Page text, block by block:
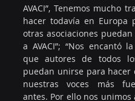
AVACI”, Tenemos mucho
hacer todavía en Europa
otras asociaciones puedan
a AVACI”; “Nos encantó
que autores de todos
puedan unirse para hacer
nuestras voces más
antes. Por ello nos unimos